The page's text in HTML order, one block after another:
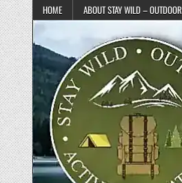
Skip to content
HOME ABOUT STAY WILD – OUTDOOR